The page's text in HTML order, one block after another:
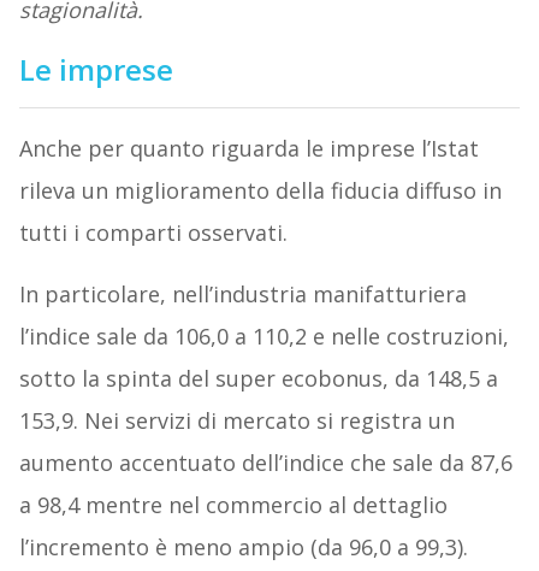
stagionalità.
Le imprese
Anche per quanto riguarda le imprese l’Istat
rileva un miglioramento della fiducia diffuso in
tutti i comparti osservati.
In particolare, nell’industria manifatturiera
l’indice sale da 106,0 a 110,2 e nelle costruzioni,
sotto la spinta del super ecobonus, da 148,5 a
153,9. Nei servizi di mercato si registra un
aumento accentuato dell’indice che sale da 87,6
a 98,4 mentre nel commercio al dettaglio
l’incremento è meno ampio (da 96,0 a 99,3).